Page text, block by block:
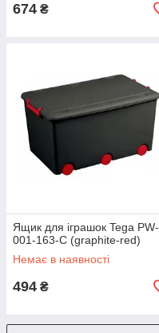
674 ₴
Ящик для іграшок Tega PW-
001-163-C (graphite-red)
Немає в наявності
494 ₴